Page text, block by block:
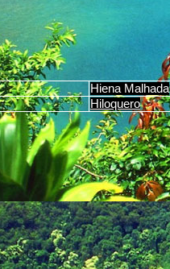
Hiena Malhada
Hiloquero